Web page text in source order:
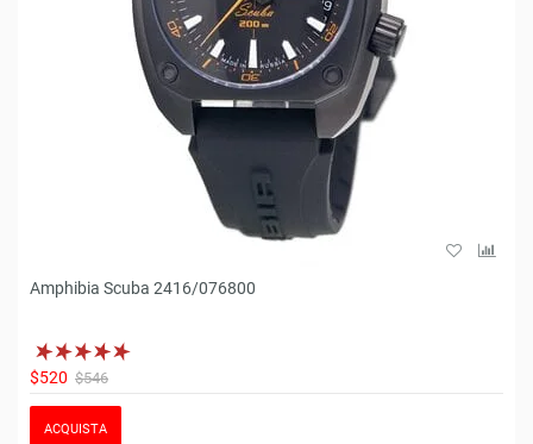
Amphibia Scuba 2416/076800
$520 $546
ACQUISTA